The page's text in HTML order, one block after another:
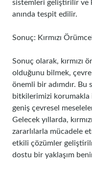
sistemleri geliştirilir ve
anında tespit edilir.
Sonuç: Kırmızı
Sonuç olarak, kırmızı
olduğunu bilmek, çevre
önemli bir adımdır. Bu
bitkilerimizi korumakla
geniş çevresel
Gelecek yıllarda,
zararlılarla mücadele
etkili çözümler
dostu bir yaklaşım